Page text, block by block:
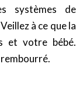
systèmes de
à ce que la
et votre bébé.